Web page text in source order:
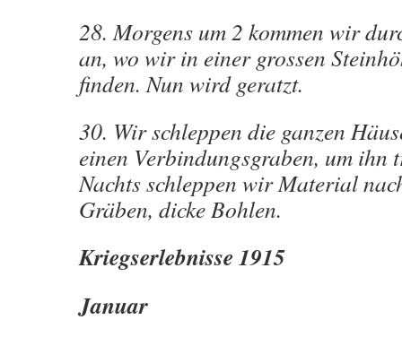
28. Morgens um 2 kommen wir
an, wo wir in einer grossen
finden. Nun wird geratzt.
30. Wir schleppen die ganzen
einen Verbindungsgraben, um ihn
Nachts schleppen wir Material
Gräben, dicke Bohlen.
Kriegserlebnisse 1915
Januar